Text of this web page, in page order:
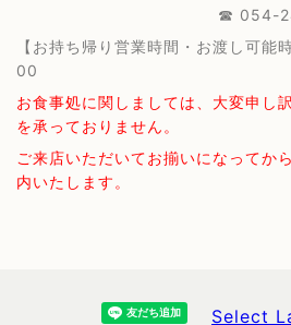
☎ 054-245-
【お持ち帰り営業時間・お渡し可
00
お食事処に関しましては、大変申し
を承っておりません。
ご来店いただいてお揃いになってか
内いたします。
Select